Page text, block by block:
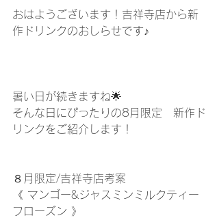
おはようございます！吉祥寺店から新
作ドリンクのおしらせです♪
暑い日が続きますね🌟
そんな日にぴったりの8月限定　新作ド
リンクをご紹介します！
８月限定/吉祥寺店考案
《 マンゴー&ジャスミンミルクティー
フローズン 》